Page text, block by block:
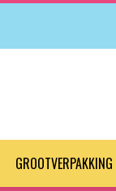
GROOTVERPAKKING